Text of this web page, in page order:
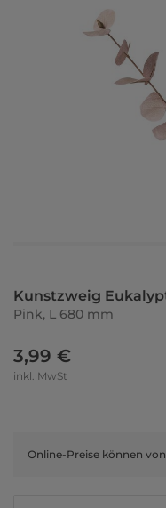
Kunstzweig
Pink, L 680 mm
3,99 €
inkl. MwSt